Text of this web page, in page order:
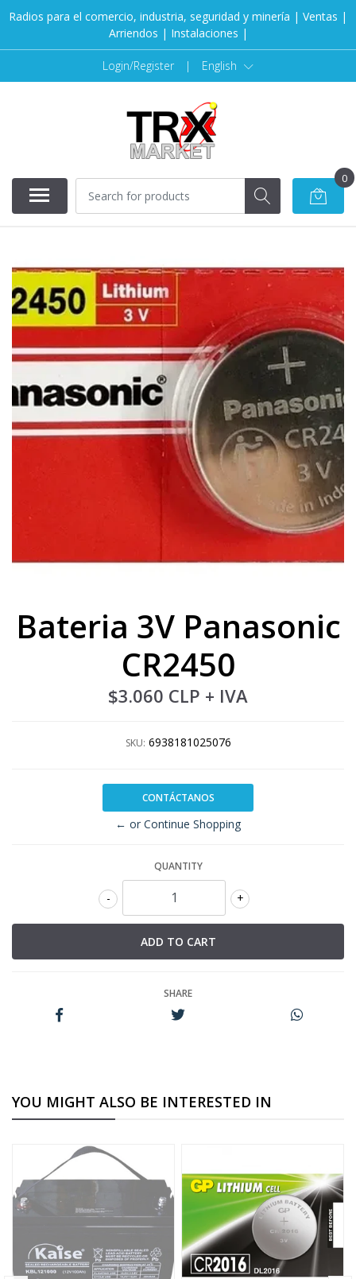
Radios para el comercio, industria, seguridad y minería | Ventas |
Arriendos | Instalaciones |
Login/Register | English
0
Bateria 3V Panasonic
CR2450
$3.060 CLP + IVA
SKU: 6938181025076
CONTÁCTANOS
← or Continue Shopping
QUANTITY
+
-
SHARE
YOU MIGHT ALSO BE INTERESTED IN